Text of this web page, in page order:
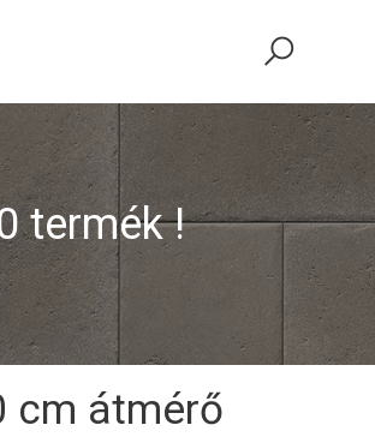
termék !
cm átmérő